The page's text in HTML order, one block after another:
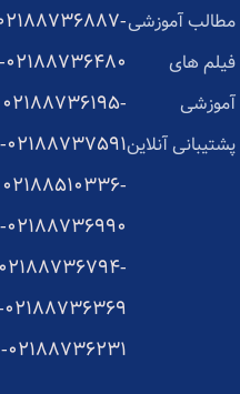
مطالب آموزشی
فیلم های
آموزشی
پشتیبانی آنلاین
02188736887-
02188736480-
02188736195-
02188737591-
02188510336-
02188736990-
02188736794-
02188736369-
02188736231-